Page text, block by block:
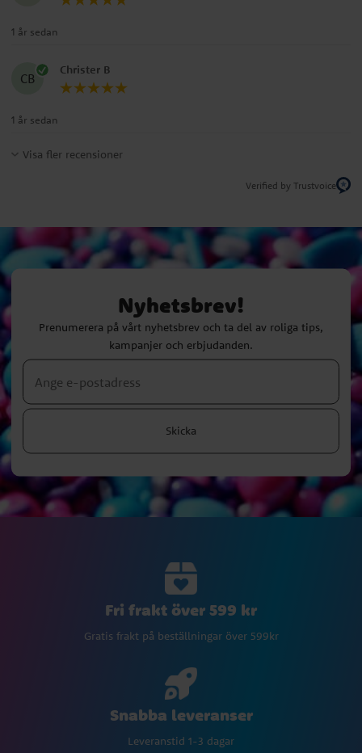
1 år sedan
CB
Christer B
1 år sedan
Visa fler recensioner
Verified by Trustvoice
Nyhetsbrev!
Prenumerera på vårt nyhetsbrev och ta del av roliga tips,
kampanjer och erbjudanden.
Skicka
Fri frakt över 599 kr
Gratis frakt på beställningar över 599kr
Snabba leveranser
Leveranstid 1-3 dagar